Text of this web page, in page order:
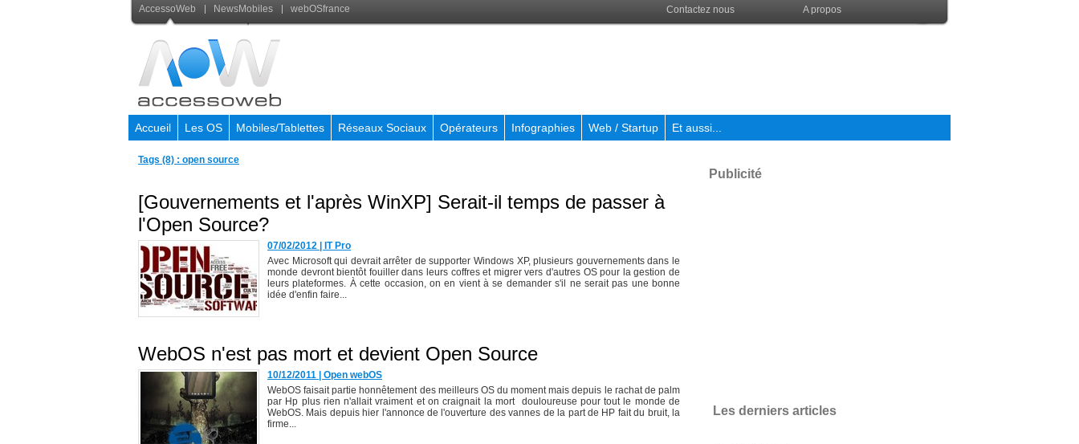
AccessoWeb NewsMobiles webOSfrance Contactez nous A propos
Accueil Les OS Mobiles/Tablettes Réseaux Sociaux Opérateurs Infographies Web / Startup Et aussi...
Tags (8) : open source
[Gouvernements et l'après WinXP] Serait-il temps de passer à
l'Open Source?
07/02/2012
IT Pro
Avec Microsoft qui devrait arrêter de supporter Windows XP, plusieurs gouvernements dans le
monde devront bientôt fouiller dans leurs coffres et migrer vers d'autres OS pour la gestion de
leurs plateformes. À cette occasion, on en vient à se demander s'il ne serait pas une bonne
idée d'enfin faire...
WebOS n'est pas mort et devient Open Source
10/12/2011
Open webOS
WebOS faisait partie honnêtement des meilleurs OS du moment mais depuis le rachat de palm
par Hp plus rien n'allait vraiment et on craignait la mort douloureuse pour tout le monde de
WebOS. Mais depuis hier l'annonce de l'ouverture des vannes de la part de HP fait du bruit, la
firme...
Publicité
Les derniers articles